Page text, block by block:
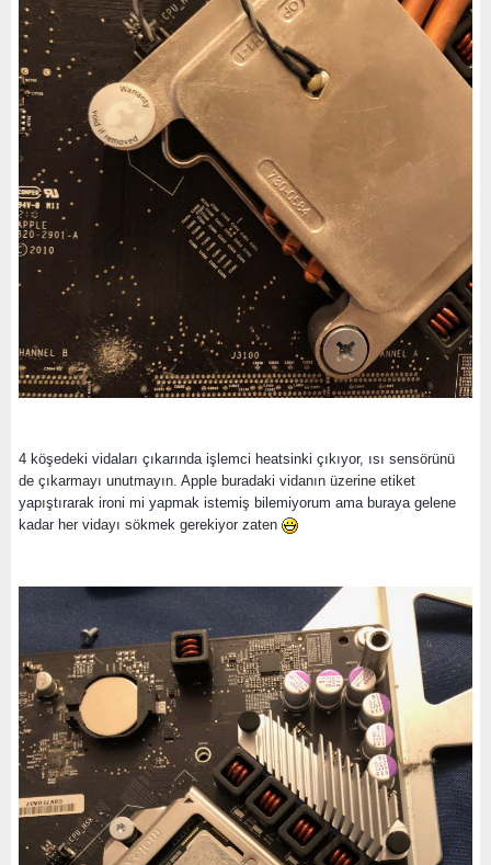
4 köşedeki vidaları çıkarında işlemci heatsinki çıkıyor, ısı sensörünü
de çıkarmayı unutmayın. Apple buradaki vidanın üzerine etiket
yapıştırarak ironi mi yapmak istemiş bilemiyorum ama buraya gelene
kadar her vidayı sökmek gerekiyor zaten